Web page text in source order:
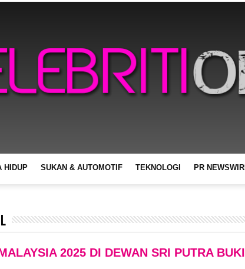
HIDUP SUKAN & AUTOMOTIF TEKNOLOGI PR
2025 DI DEWAN SRI PUTRA